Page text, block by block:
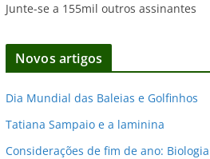
ç
d
e
a
i
Junte-se a 155mil outros assinantes
Novos artigos
Dia Mundial das Baleias e Golfinhos
Tatiana Sampaio e a laminina
Considerações de fim de ano: